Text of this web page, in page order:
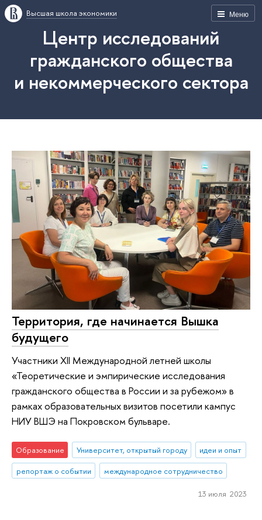
Меню
Высшая школа экономики
Центр исследований
гражданского общества
и некоммерческого сектора
Территория, где начинается Вышка
будущего
Участники XII Международной летней школы
«Теоретические и эмпирические исследования
гражданского общества в России и за рубежом» в
рамках образовательных визитов посетили кампус
НИУ ВШЭ на Покровском бульваре.
Образование Университет, открытый городу
идеи и опыт
репортаж о событии
международное сотрудничество
13 июля 2023